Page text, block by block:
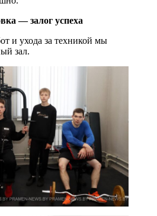
— залог успеха
и ухода за техникой мы
зал.